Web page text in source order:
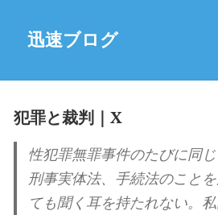
迅速ブログ
犯罪と裁判｜X
性犯罪無罪事件のたびに同じ
刑事実体法、手続法のこと
ても聞く耳を持たれない。